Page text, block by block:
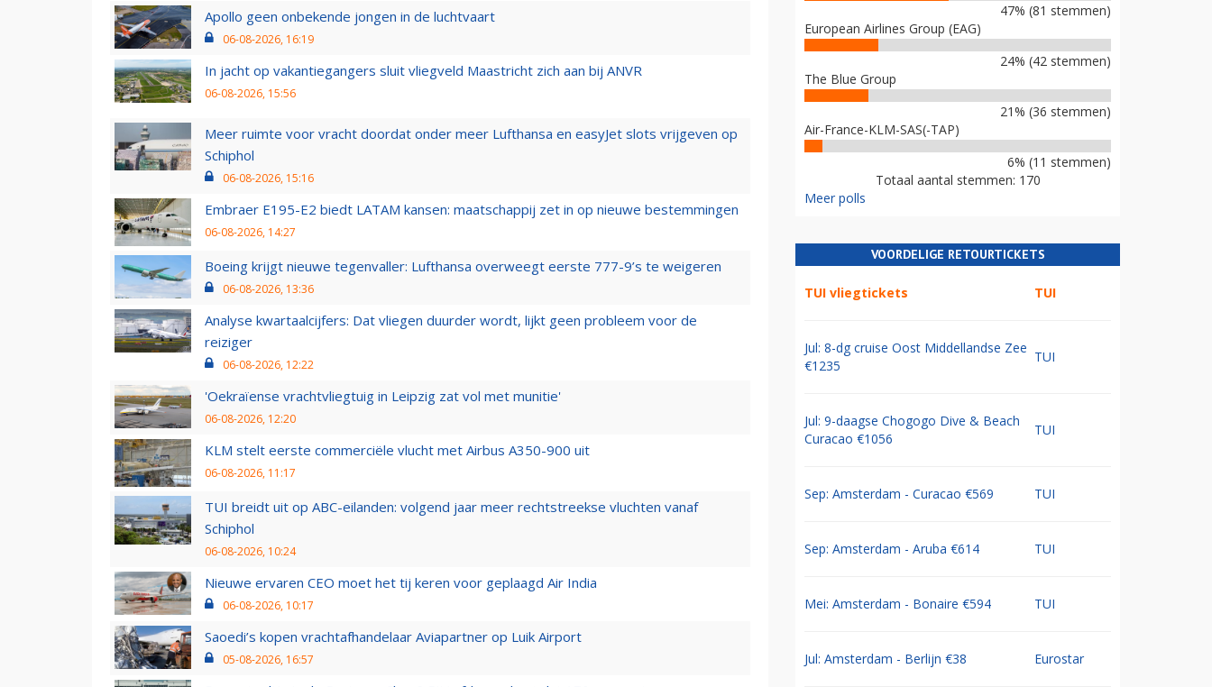
Apollo geen onbekende jongen in de luchtvaart
06-08-2026, 16:19
In jacht op vakantiegangers sluit vliegveld Maastricht zich aan bij ANVR
06-08-2026, 15:56
Meer ruimte voor vracht doordat onder meer Lufthansa en easyJet slots vrijgeven op
Schiphol
06-08-2026, 15:16
Embraer E195-E2 biedt LATAM kansen: maatschappij zet in op nieuwe bestemmingen
06-08-2026, 14:27
Boeing krijgt nieuwe tegenvaller: Lufthansa overweegt eerste 777-9’s te weigeren
06-08-2026, 13:36
Analyse kwartaalcijfers: Dat vliegen duurder wordt, lijkt geen probleem voor de
reiziger
06-08-2026, 12:22
'Oekraïense vrachtvliegtuig in Leipzig zat vol met munitie'
06-08-2026, 12:20
KLM stelt eerste commerciële vlucht met Airbus A350-900 uit
06-08-2026, 11:17
TUI breidt uit op ABC-eilanden: volgend jaar meer rechtstreekse vluchten vanaf
Schiphol
06-08-2026, 10:24
Nieuwe ervaren CEO moet het tij keren voor geplaagd Air India
06-08-2026, 10:17
Saoedi’s kopen vrachtafhandelaar Aviapartner op Luik Airport
05-08-2026, 16:57
47% (81 stemmen)
European Airlines Group (EAG)
24% (42 stemmen)
The Blue Group
21% (36 stemmen)
Air-France-KLM-SAS(-TAP)
6% (11 stemmen)
Totaal aantal stemmen: 170
Meer polls
VOORDELIGE RETOURTICKETS
TUI vliegtickets TUI
Jul: 8-dg cruise Oost Middellandse Zee
€1235
TUI
Jul: 9-daagse Chogogo Dive & Beach
Curacao €1056
TUI
Sep: Amsterdam - Curacao €569 TUI
Sep: Amsterdam - Aruba €614 TUI
Mei: Amsterdam - Bonaire €594 TUI
Jul: Amsterdam - Berlijn €38 Eurostar